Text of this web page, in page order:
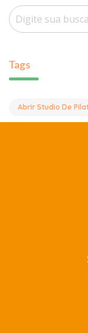
Tags
Abrir Studio De